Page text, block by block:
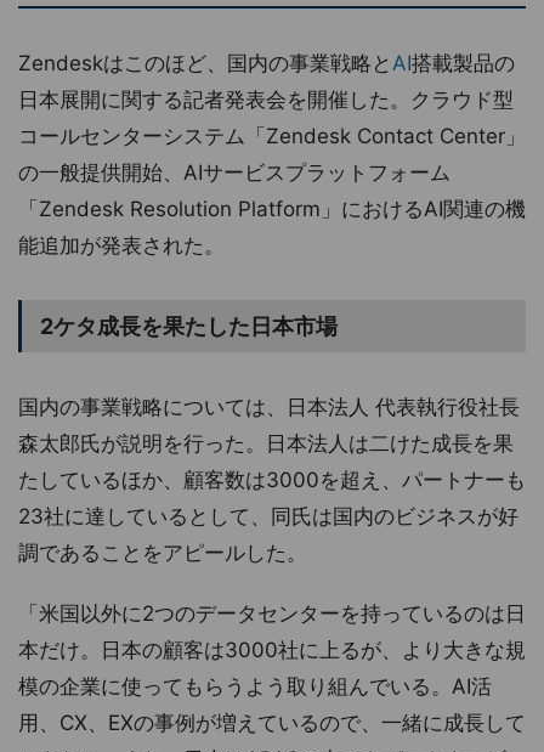
Zendeskはこのほど、国内の事業戦略と AI搭載製品の
日本展開に関する記者発表会を開催した。クラウド型
コールセンターシステム「Zendesk Contact Center」
の一般提供開始、AIサービスプラットフォーム
「Zendesk Resolution Platform」におけるAI関連の機
能追加が発表された。
2ケタ成長を果たした日本市場
国内の事業戦略については、日本法人 代表執行役社長
森太郎氏が説明を行った。日本法人は二けた成長を果
たしているほか、顧客数は3000を超え、パートナーも
23社に達しているとして、同氏は国内のビジネスが好
調であることをアピールした。
「米国以外に2つのデータセンターを持っているのは日
本だけ。日本の顧客は3000社に上るが、より大きな規
模の企業に使ってもらうよう取り組んでいる。AI活
用、CX、EXの事例が増えているので、一緒に成長して